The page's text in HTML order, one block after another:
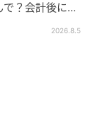
？会計後に知
2026.8.5